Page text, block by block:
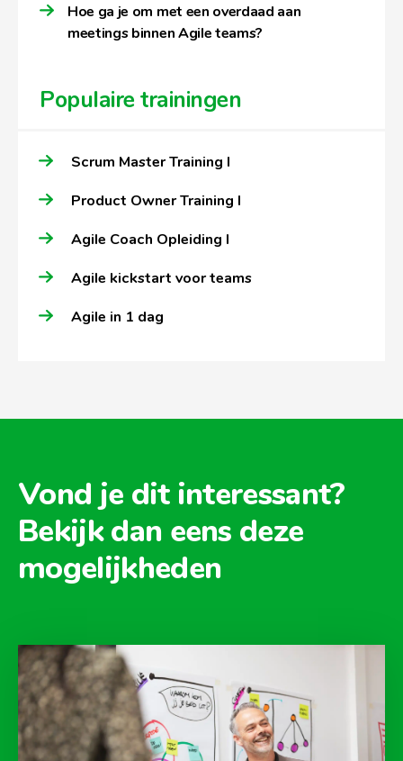
Hoe ga je om met een overdaad aan
meetings binnen Agile teams?
Populaire trainingen
Scrum Master Training I
Product Owner Training I
Agile Coach Opleiding I
Agile kickstart voor teams
Agile in 1 dag
Vond je dit interessant?
Bekijk dan eens deze
mogelijkheden